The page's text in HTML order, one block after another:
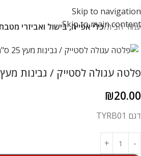
Skip to navigation
Skip to main content
עמוד הבית כלי אפייה, בישול ואביזרי מטבח
פלטה עגולה לסטייק / גבינות מעץ 25 ס"מ
₪20.00
דגם TYRB01